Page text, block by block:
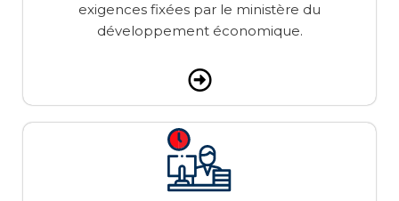
exigences fixées par le ministère du
développement économique.